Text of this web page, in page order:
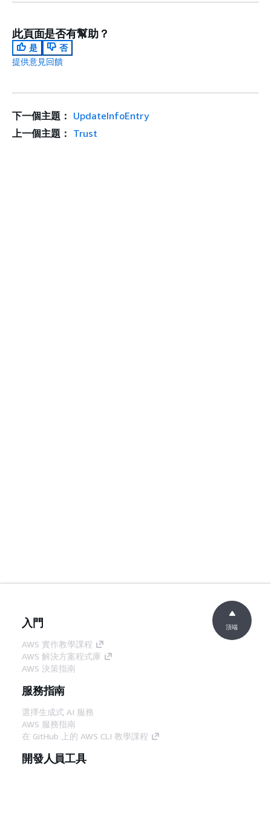
此頁面是否有幫助？
是
否
提供意見回饋
下一個主題： UpdateInfoEntry
上一個主題： Trust
入門
AWS 實作教學課程
AWS 解決方案程式庫
AWS 決策指南
服務指南
選擇生成式 AI 服務
AWS 服務指南
在 GitHub 上的 AWS CLI 教學課程
開發人員工具
頂端